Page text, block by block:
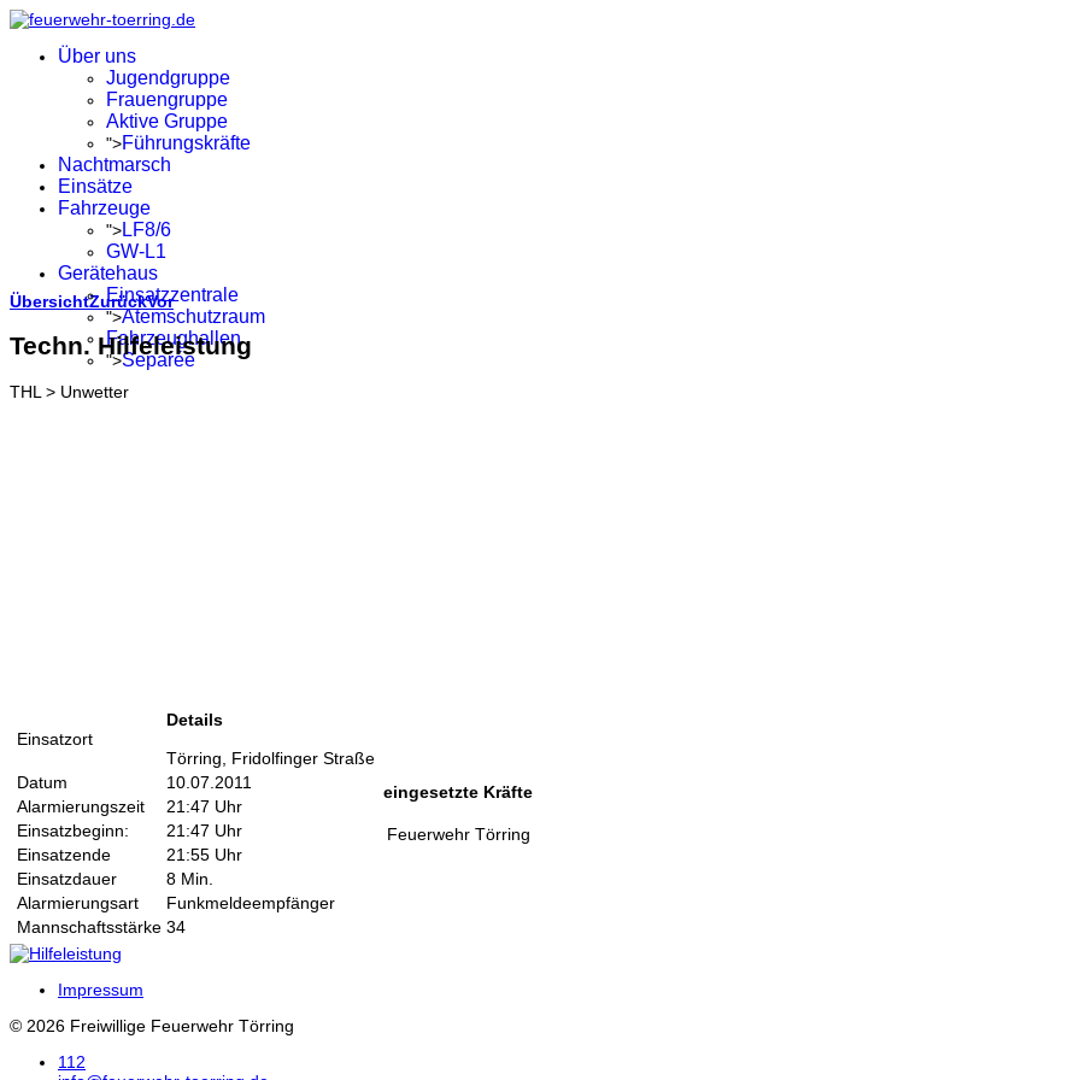
Über uns
Jugendgruppe
Frauengruppe
Aktive Gruppe
">Führungskräfte
Nachtmarsch
Einsätze
Fahrzeuge
">LF8/6
GW-L1
Gerätehaus
Einsatzzentrale
">Atemschutzraum
Fahrzeughallen
">Separée
ÜbersichtZurückVor
Techn. Hilfeleistung
THL > Unwetter
Einsatzort
Details
Törring, Fridolfinger Straße
Datum
10.07.2011
Alarmierungszeit
21:47 Uhr
Einsatzbeginn:
21:47 Uhr
Einsatzende
21:55 Uhr
Einsatzdauer
8 Min.
Alarmierungsart
Funkmeldeempfänger
Mannschaftsstärke 34
eingesetzte Kräfte
Feuerwehr Törring
Impressum
© 2026 Freiwillige Feuerwehr Törring
112